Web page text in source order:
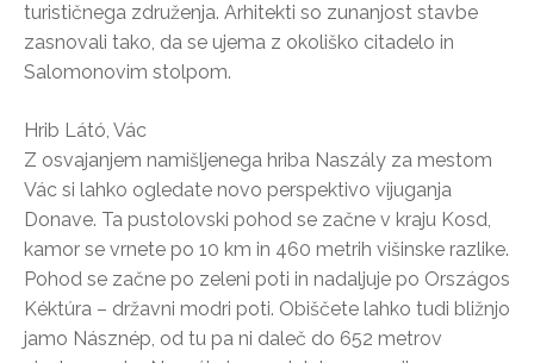
turističnega združenja. Arhitekti so zunanjost stavbe
zasnovali tako, da se ujema z okoliško citadelo in
Salomonovim stolpom.
Hrib Látó, Vác
Z osvajanjem namišljenega hriba Naszály za mestom
Vác si lahko ogledate novo perspektivo vijuganja
Donave. Ta pustolovski pohod se začne v kraju Kosd,
kamor se vrnete po 10 km in 460 metrih višinske razlike.
Pohod se začne po zeleni poti in nadaljuje po Országos
Kéktúra – državni modri poti. Obiščete lahko tudi bližnjo
jamo Násznép, od tu pa ni daleč do 652 metrov